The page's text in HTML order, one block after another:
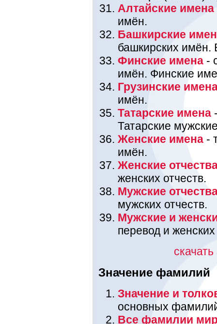
Алтайские имена
имён.
Башкирские
башкирских имён.
Финские имена -
имён. Финские
Грузинские
имён.
Татарские имена
Татарские
Женские имена -
имён.
Женские
женских отчеств.
Мужские
мужских отчеств.
Мужские и
перевод и
Значение фамилий
Значение и
основных
Все фамилии